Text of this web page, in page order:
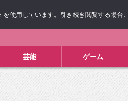
芸能 ゲーム
使用しています。引き続き閲覧する場合